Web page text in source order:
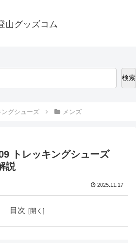
山グッズコム
検索
ングシューズ メンズ
トレッキングシューズ
説
2025.11.17
目次